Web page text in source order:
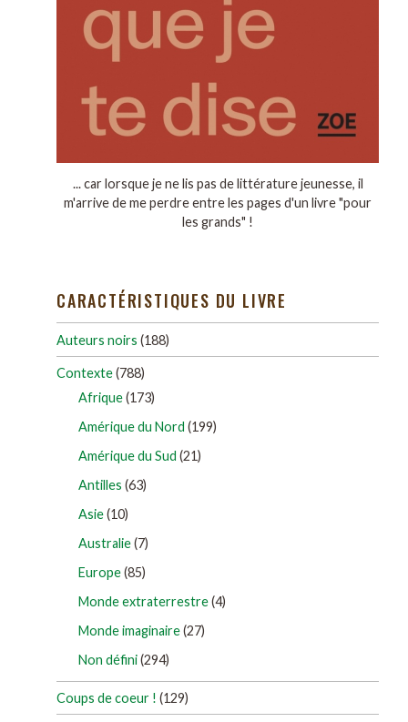
... car lorsque je ne lis pas de littérature jeunesse, il
m'arrive de me perdre entre les pages d'un livre "pour
les grands" !
CARACTÉRISTIQUES DU LIVRE
Auteurs noirs (188)
Contexte(788)
Afrique(173)
Amérique du Nord (199)
Amérique du Sud (21)
Antilles (63)
Asie(10)
Australie(7)
Europe(85)
Monde extraterrestre(4)
Monde imaginaire(27)
Non défini(294)
Coups de coeur ! (129)